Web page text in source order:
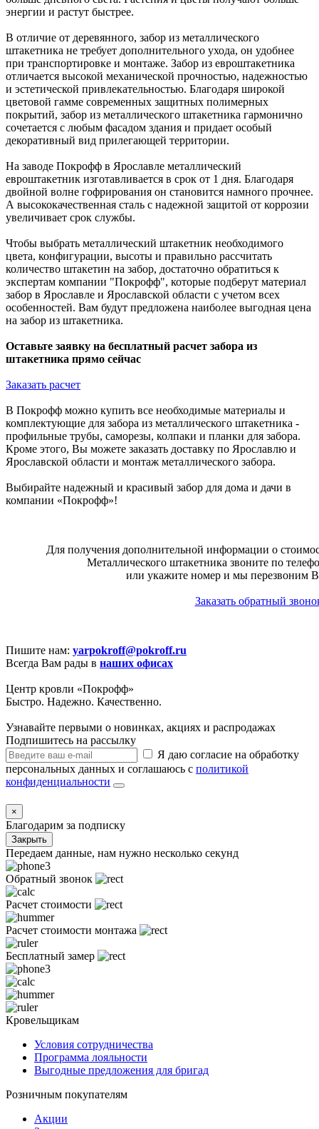
энергии и растут быстрее.
В отличие от деревянного, забор из металлического
штакетника не требует дополнительного ухода, он удобнее
при транспортировке и монтаже. Забор из евроштакетника
отличается высокой механической прочностью, надежностью
и эстетической привлекательностью. Благодаря широкой
цветовой гамме современных защитных полимерных
покрытий, забор из металлического штакетника гармонично
сочетается с любым фасадом здания и придает особый
декоративный вид прилегающей территории.
На заводе Покрофф в Ярославле металлический
евроштакетник изготавливается в срок от 1 дня. Благодаря
двойной волне гофрирования он становится намного прочнее.
А высококачественная сталь с надежной защитой от коррозии
увеличивает срок службы.
Чтобы выбрать металлический штакетник необходимого
цвета, конфигурации, высоты и правильно рассчитать
количество штакетин на забор, достаточно обратиться к
экспертам компании "Покрофф", которые подберут материал
забор в Ярославле и Ярославской области с учетом всех
особенностей. Вам будут предложена наиболее выгодная цена
на забор из штакетника.
Оставьте заявку на бесплатный расчет забора из
штакетника прямо сейчас
Заказать расчет
В Покрофф можно купить все необходимые материалы и
комплектующие для забора из металлического штакетника -
профильные трубы, саморезы, колпаки и планки для забора.
Кроме этого, Вы можете заказать доставку по Ярославлю и
Ярославской области и монтаж металлического забора.
Выбирайте надежный и красивый забор для дома и дачи в
компании «Покрофф»!
Для получения дополнительной информации о
Металлического штакетника звоните по
или укажите номер и мы перезвоним
Заказать обратный
Пишите нам: yarpokroff@pokroff.ru
Всегда Вам рады в наших офисах
Центр кровли «Покрофф»
Быстро. Надежно. Качественно.
Узнавайте первыми о новинках, акциях и распродажах
Подпишитесь на рассылку
Я даю согласие на обработку
персональных данных и соглашаюсь с политикой
конфиденциальности
×
Благодарим за подписку
Закрыть
Передаем данные, нам нужно несколько секунд
Обратный звонок
Расчет стоимости
Расчет стоимости монтажа
Бесплатный замер
Кровельщикам
Условия сотрудничества
Программа лояльности
Выгодные предложения для бригад
Розничным покупателям
Акции